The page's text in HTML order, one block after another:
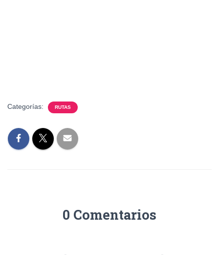
Categorías: RUTAS
0 Comentarios